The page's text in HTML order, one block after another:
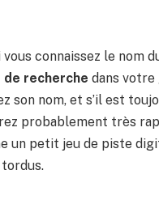
connaissez le nom
de recherche dans votre
son nom, et s’il est
probablement très
un petit jeu de piste